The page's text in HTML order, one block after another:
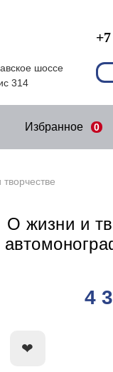
шоссе
314
Избранное 0
О жизни и
4